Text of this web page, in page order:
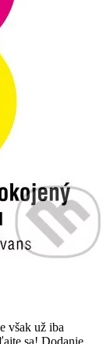
však už iba
sa! Dodanie